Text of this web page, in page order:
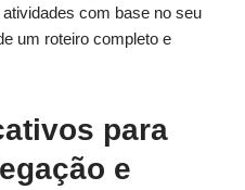
com base no seu
um roteiro completo e
para
e